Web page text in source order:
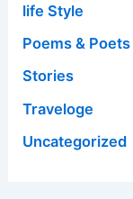
life Style
Poems & Poets
Stories
Traveloge
Uncategorized